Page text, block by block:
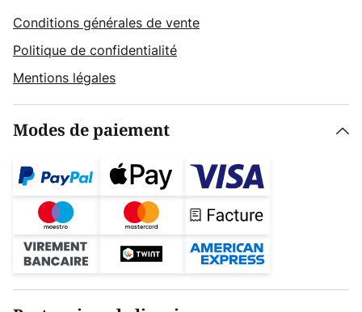
Conditions générales de vente
Politique de confidentialité
Mentions légales
Modes de paiement